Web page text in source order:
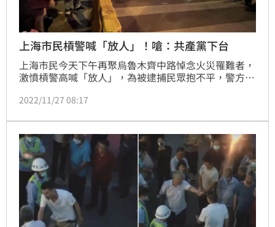
上海市民槓警喊「放人」！嗆：共產黨下台
上海市民今天下午再聚烏魯木齊中路悼念火災罹難者，
激憤槓警高喊「放人」，為被逮捕民眾抱不平，警方約
人群持續湧入聚集。
2022/11/27 08:17